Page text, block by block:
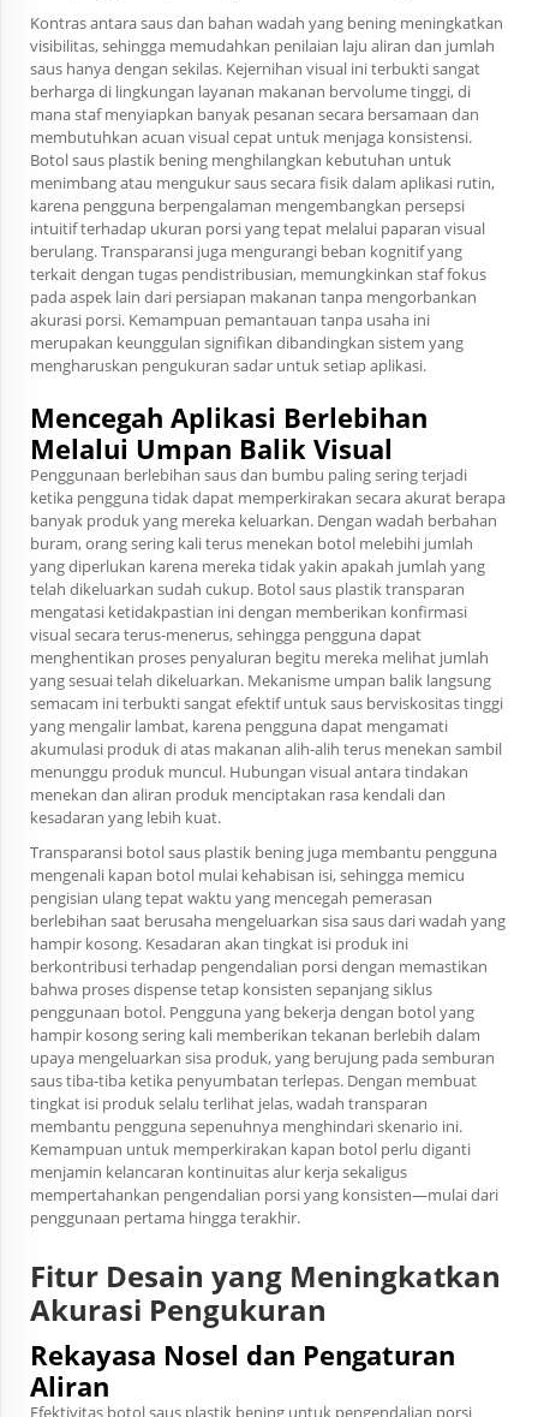
Kontras antara saus dan bahan wadah yang bening meningkatkan
visibilitas, sehingga memudahkan penilaian laju aliran dan jumlah
saus hanya dengan sekilas. Kejernihan visual ini terbukti sangat
berharga di lingkungan layanan makanan bervolume tinggi, di
mana staf menyiapkan banyak pesanan secara bersamaan dan
membutuhkan acuan visual cepat untuk menjaga konsistensi.
Botol saus plastik bening menghilangkan kebutuhan untuk
menimbang atau mengukur saus secara fisik dalam aplikasi rutin,
karena pengguna berpengalaman mengembangkan persepsi
intuitif terhadap ukuran porsi yang tepat melalui paparan visual
berulang. Transparansi juga mengurangi beban kognitif yang
terkait dengan tugas pendistribusian, memungkinkan staf fokus
pada aspek lain dari persiapan makanan tanpa mengorbankan
akurasi porsi. Kemampuan pemantauan tanpa usaha ini
merupakan keunggulan signifikan dibandingkan sistem yang
mengharuskan pengukuran sadar untuk setiap aplikasi.
Mencegah Aplikasi Berlebihan
Melalui Umpan Balik Visual
Penggunaan berlebihan saus dan bumbu paling sering terjadi
ketika pengguna tidak dapat memperkirakan secara akurat berapa
banyak produk yang mereka keluarkan. Dengan wadah berbahan
buram, orang sering kali terus menekan botol melebihi jumlah
yang diperlukan karena mereka tidak yakin apakah jumlah yang
telah dikeluarkan sudah cukup. Botol saus plastik transparan
mengatasi ketidakpastian ini dengan memberikan konfirmasi
visual secara terus-menerus, sehingga pengguna dapat
menghentikan proses penyaluran begitu mereka melihat jumlah
yang sesuai telah dikeluarkan. Mekanisme umpan balik langsung
semacam ini terbukti sangat efektif untuk saus berviskositas tinggi
yang mengalir lambat, karena pengguna dapat mengamati
akumulasi produk di atas makanan alih-alih terus menekan sambil
menunggu produk muncul. Hubungan visual antara tindakan
menekan dan aliran produk menciptakan rasa kendali dan
kesadaran yang lebih kuat.
Transparansi botol saus plastik bening juga membantu pengguna
mengenali kapan botol mulai kehabisan isi, sehingga memicu
pengisian ulang tepat waktu yang mencegah pemerasan
berlebihan saat berusaha mengeluarkan sisa saus dari wadah yang
hampir kosong. Kesadaran akan tingkat isi produk ini
berkontribusi terhadap pengendalian porsi dengan memastikan
bahwa proses dispense tetap konsisten sepanjang siklus
penggunaan botol. Pengguna yang bekerja dengan botol yang
hampir kosong sering kali memberikan tekanan berlebih dalam
upaya mengeluarkan sisa produk, yang berujung pada semburan
saus tiba-tiba ketika penyumbatan terlepas. Dengan membuat
tingkat isi produk selalu terlihat jelas, wadah transparan
membantu pengguna sepenuhnya menghindari skenario ini.
Kemampuan untuk memperkirakan kapan botol perlu diganti
menjamin kelancaran kontinuitas alur kerja sekaligus
mempertahankan pengendalian porsi yang konsisten—mulai dari
penggunaan pertama hingga terakhir.
Fitur Desain yang Meningkatkan
Akurasi Pengukuran
Rekayasa Nosel dan Pengaturan
Aliran
Efektivitas botol saus plastik bening untuk pengendalian porsi